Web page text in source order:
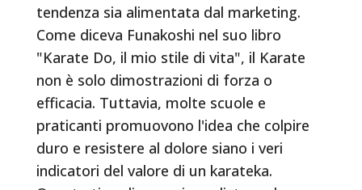
tendenza sia alimentata dal marketing.
Come diceva Funakoshi nel suo libro
"Karate Do, il mio stile di vita", il Karate
non è solo dimostrazioni di forza o
efficacia. Tuttavia, molte scuole e
praticanti promuovono l'idea che colpire
duro e resistere al dolore siano i veri
indicatori del valore di un karateka.